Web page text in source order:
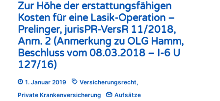
Zur Höhe der erstattungsfähigen
Kosten für eine Lasik-Operation –
Prelinger, jurisPR-VersR 11/2018,
Anm. 2 (Anmerkung zu OLG Hamm,
Beschluss vom 08.03.2018 – I-6 U
127/16)
1. Januar 2019 Versicherungsrecht,
Private Krankenversicherung
Aufsätze